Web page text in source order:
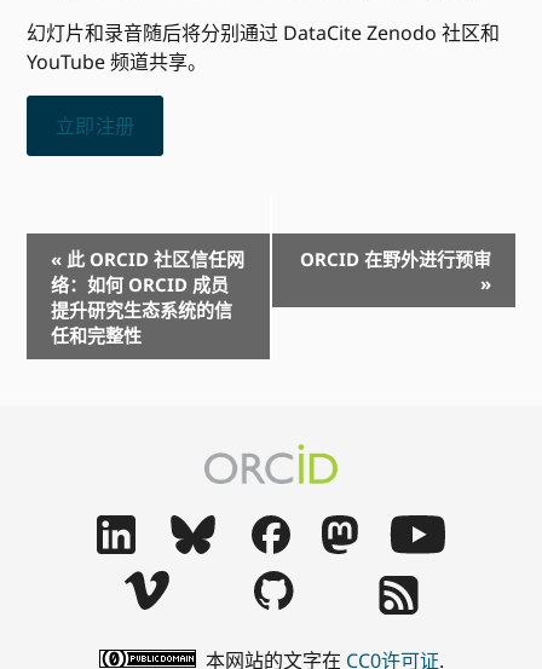
幻灯片和录音随后将分别通过 DataCite Zenodo 社区和
YouTube 频道共享。
立即注册
事
件
导
航
« 此 ORCID 社区信任网
络：如何 ORCID 成员
提升研究生态系统的信
任和完整性
ORCID 在野外进行预审
»
本网站的文字在 CC0许可证.